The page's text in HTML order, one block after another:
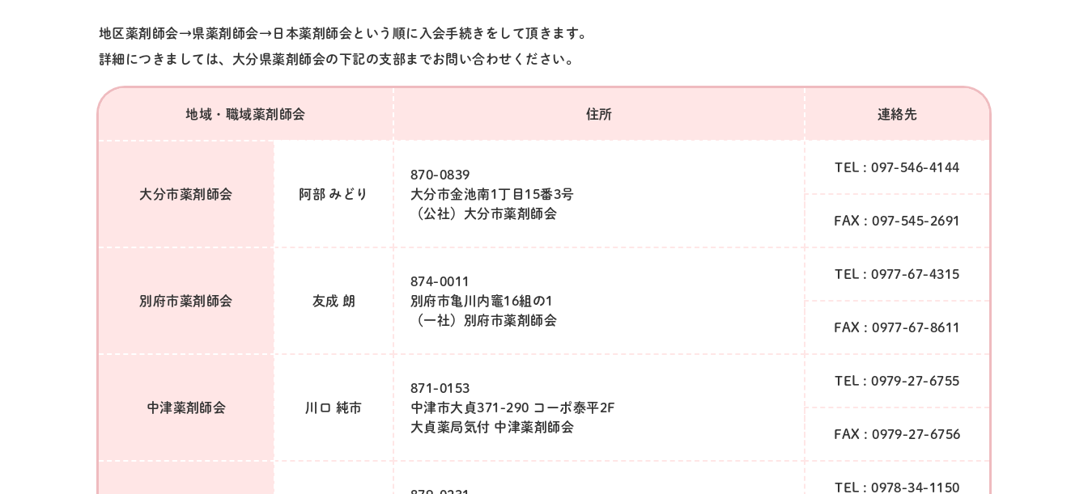
地区薬剤師会→県薬剤師会→日本薬剤師会という順に入会手続きをして頂きます。
詳細につきましては、大分県薬剤師会の下記の支部までお問い合わせください。
地域・職域薬剤師会 住所 連絡先
大分市薬剤師会 阿部 みどり
870-0839
大分市金池南1丁目15番3号
（公社）大分市薬剤師会
TEL : 097-546-4144
FAX : 097-545-2691
別府市薬剤師会 友成 朗
874-0011
別府市亀川内竈16組の1
（一社）別府市薬剤師会
TEL : 0977-67-4315
FAX : 0977-67-8611
中津薬剤師会 川口 純市
871-0153
中津市大貞371-290 コーポ泰平2F
大貞薬局気付 中津薬剤師会
TEL : 0979-27-6755
FAX : 0979-27-6756
TEL : 0978-34-1150